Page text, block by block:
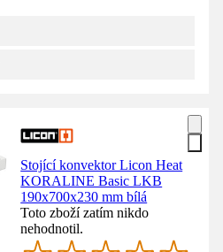
Stojící konvektor Licon Heat
KORALINE Basic LKB
190x700x230 mm bílá
Toto zboží zatím nikdo
nehodnotil.